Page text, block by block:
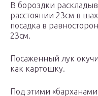
В бороздки
расстоянии 23см в
посадка в
23см.
Посаженный лук
как картошку.
Под этими